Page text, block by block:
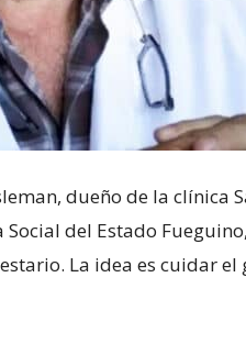
dueño de la clínica
del Estado
La idea es cuidar el